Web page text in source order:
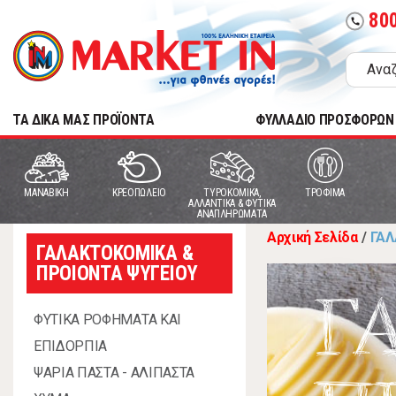
call
TA ΔΙΚΑ ΜΑΣ ΠΡΟΪΟΝΤΑ ΦΥΛΛΑΔΙΟ ΠΡΟΣΦΟΡΩΝ
MANABIKH ΚΡΕΟΠΩΛΕΙΟ
ΤΥΡΟΚΟΜΙΚΑ,
ΑΛΛΑΝΤΙΚΑ & ΦΥΤΙΚΑ
ΑΝΑΠΛΗΡΩΜΑΤΑ
ΤΡΟΦΙΜΑ
ΓΑΛΑΚΤΟΚΟΜΙΚΑ &
ΠΡΟΙΟΝΤΑ ΨΥΓΕΙΟΥ
ΦΥΤΙΚΑ ΡΟΦΗΜΑΤΑ ΚΑΙ
ΕΠΙΔΟΡΠΙΑ
ΨΑΡΙΑ ΠΑΣΤΑ - ΑΛΙΠΑΣΤΑ
Αρχική Σελίδα /